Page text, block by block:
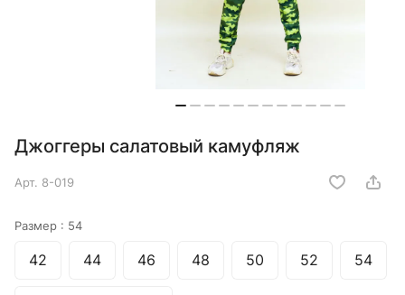
Джоггеры салатовый камуфляж
Арт. 8-019
Размер : 54
42 44 46 48 50 52 54